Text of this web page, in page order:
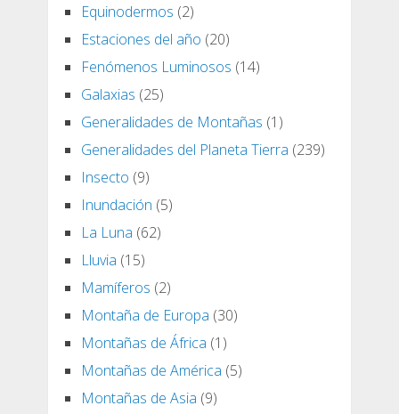
Equinodermos (2)
Estaciones del año (20)
Fenómenos Luminosos (14)
Galaxias (25)
Generalidades de Montañas (1)
Generalidades del Planeta Tierra (239)
Insecto (9)
Inundación (5)
La Luna (62)
Lluvia (15)
Mamíferos (2)
Montaña de Europa (30)
Montañas de África (1)
Montañas de América (5)
Montañas de Asia (9)